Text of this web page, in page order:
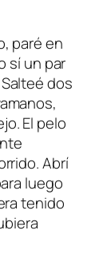
paré en
sí un par
dos
El pelo
Abrí
luego
tenido